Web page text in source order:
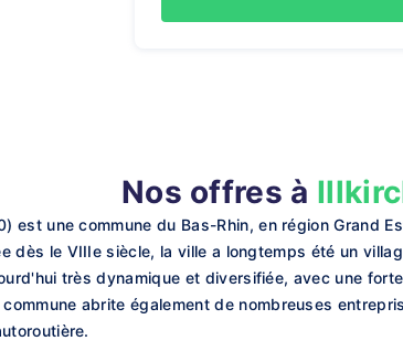
Nos offres à
est une commune du Bas-Rhin, en région Grand
dès le VIIIe siècle, la ville a longtemps été un
très dynamique et diversifiée, avec une
abrite également de nombreuses